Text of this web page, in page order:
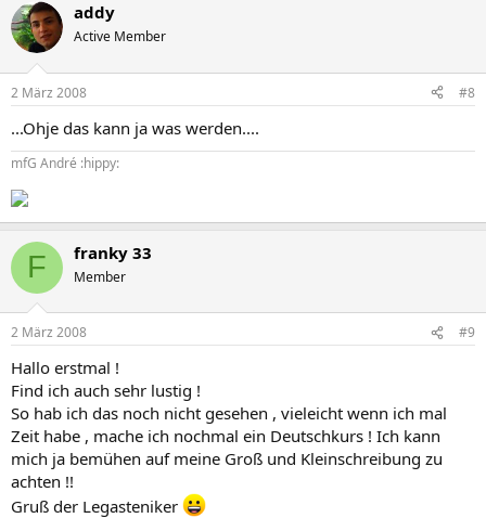
Der Gefangene floh.
Der gefangene Floh.
Da soll noch einer behaupten, die Gross- und Kleinschreibung wäre
nicht wichtig ...
Gruß Hans
addy
Active Member
2 März 2008 #8
...Ohje das kann ja was werden....
mfG André :hippy:
F franky 33
Member
2 März 2008 #9
Hallo erstmal !
Find ich auch sehr lustig !
So hab ich das noch nicht gesehen , vieleicht wenn ich mal
Zeit habe , mache ich nochmal ein Deutschkurs ! Ich kann
mich ja bemühen auf meine Groß und Kleinschreibung zu
achten !!
Gruß der Legasteniker